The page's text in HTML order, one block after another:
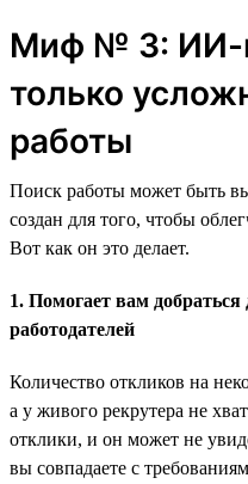
Миф № 3: ИИ-
только
работы
Поиск работы может быть
создан для того, чтобы
Вот как он это делает.
1. Помогает вам добраться
работодателей
Количество откликов на
а у живого рекрутера не
отклики, и он может не
вы совпадаете с